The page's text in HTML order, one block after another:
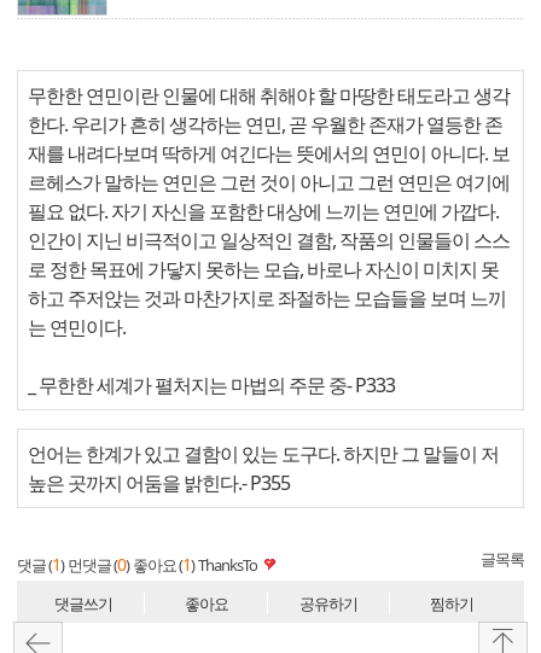
무한한 연민이란 인물에 대해 취해야 할 마땅한 태도라고 생각
한다. 우리가 흔히 생각하는 연민, 곧 우월한 존재가 열등한 존
재를 내려다보며 딱하게 여긴다는 뜻에서의 연민이 아니다. 보
르헤스가 말하는 연민은 그런 것이 아니고 그런 연민은 여기에
필요 없다. 자기 자신을 포함한 대상에 느끼는 연민에 가깝다.
인간이 지닌 비극적이고 일상적인 결함, 작품의 인물들이 스스
로 정한 목표에 가닿지 못하는 모습, 바로나 자신이 미치지 못
하고 주저앉는 것과 마찬가지로 좌절하는 모습들을 보며 느끼
는 연민이다.
_ 무한한 세계가 펼처지는 마법의 주문 중- P333
언어는 한계가 있고 결함이 있는 도구다. 하지만 그 말들이 저
높은 곳까지 어둠을 밝힌다.- P355
댓글 (1) 먼댓글 (0) 좋아요 (1)ThanksTo 글목록
댓글쓰기 좋아요 공유하기 찜하기